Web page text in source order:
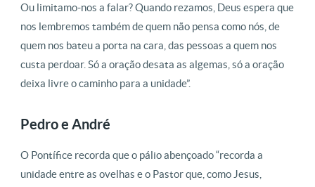
Ou limitamo-nos a falar? Quando rezamos, Deus espera que
nos lembremos também de quem não pensa como nós, de
quem nos bateu a porta na cara, das pessoas a quem nos
custa perdoar. Só a oração desata as algemas, só a oração
deixa livre o caminho para a unidade”.
Pedro e André
O Pontífice recorda que o pálio abençoado “recorda a
unidade entre as ovelhas e o Pastor que, como Jesus,